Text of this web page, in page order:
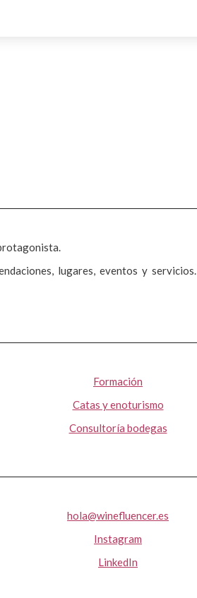
lugares, eventos y servicios.
Formación
Catas y enoturismo
Consultoría bodegas
hola@winefluencer.es
Instagram
LinkedIn